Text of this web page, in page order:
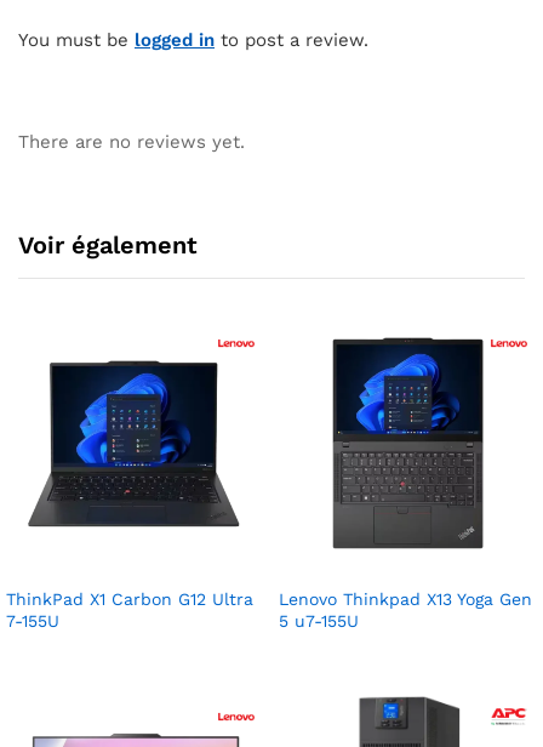
You must be logged in to post a review.
There are no reviews yet.
Voir également
ThinkPad X1 Carbon G12 Ultra
7-155U
Lenovo Thinkpad X13 Yoga Gen
5 u7-155U